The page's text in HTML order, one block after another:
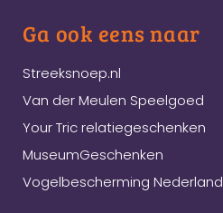
Ga ook eens naar
Streeksnoep.nl
Van der Meulen Speelgoed
Your Tric relatiegeschenken
MuseumGeschenken
Vogelbescherming Nederland